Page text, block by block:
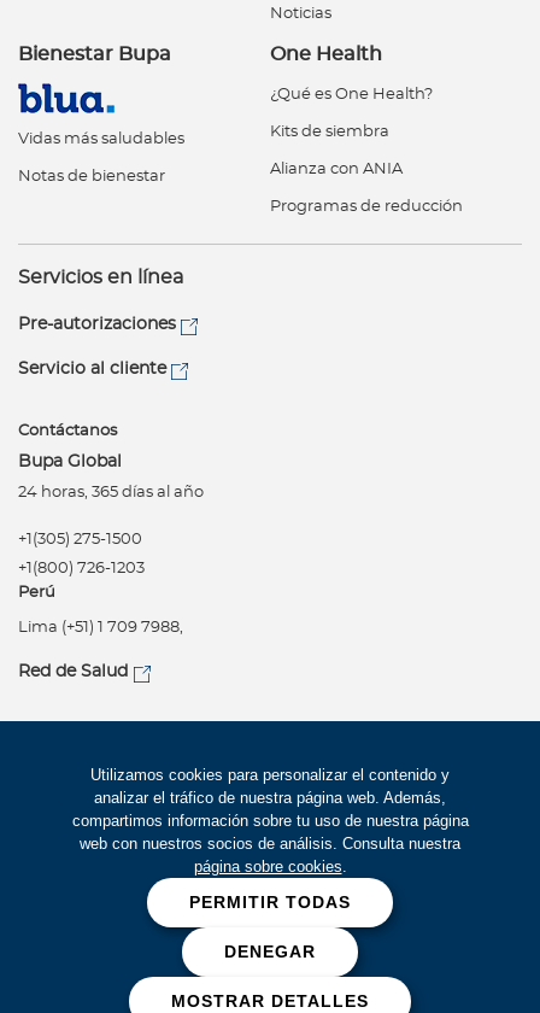
Utilizamos cookies para personalizar el contenido y
analizar el tráfico de nuestra página web. Además,
compartimos información sobre tu uso de nuestra página
web con nuestros socios de análisis. Consulta nuestra
página sobre cookies.
PERMITIR TODAS
DENEGAR
MOSTRAR DETALLES
Noticias
Bienestar Bupa
Vidas más saludables
Notas de bienestar
One Health
¿Qué es One Health?
Kits de siembra
Alianza con ANIA
Programas de reducción
Servicios en línea
Pre-autorizaciones
Servicio al cliente
Contáctanos
Bupa Global
24 horas, 365 días al año
+1(305) 275-1500
+1(800) 726-1203
Perú
Lima (+51) 1 709 7988,
Red de Salud
Política de privacidad
Términos de uso
Accesibilidad
Trabaje con Bupa